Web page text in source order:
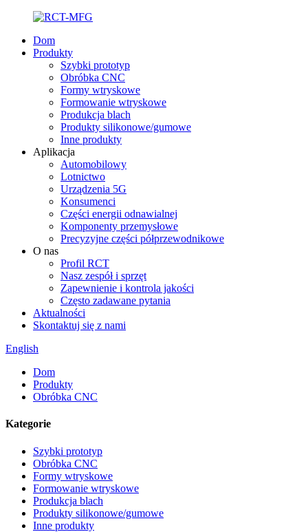
Dom
Produkty
Szybki prototyp
Obróbka CNC
Formy wtryskowe
Formowanie wtryskowe
Produkcja blach
Produkty silikonowe/gumowe
Inne produkty
Aplikacja
Automobilowy
Lotnictwo
Urządzenia 5G
Konsumenci
Części energii odnawialnej
Komponenty przemysłowe
Precyzyjne części półprzewodnikowe
O nas
Profil RCT
Nasz zespół i sprzęt
Zapewnienie i kontrola jakości
Często zadawane pytania
Aktualności
Skontaktuj się z nami
English
Dom
Produkty
Obróbka CNC
Kategorie
Szybki prototyp
Obróbka CNC
Formy wtryskowe
Formowanie wtryskowe
Produkcja blach
Produkty silikonowe/gumowe
Inne produkty